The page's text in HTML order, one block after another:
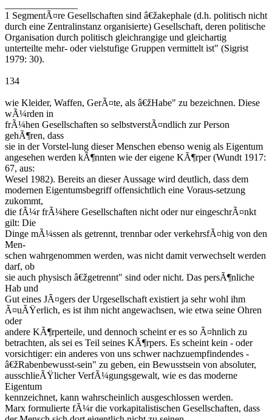
1 SegmentÃ¤re Gesellschaften sind â€žakephale (d.h. politisch nicht
durch eine Zentralinstanz organisierte) Gesellschaft, deren politische
Organisation durch politisch gleichrangige und gleichartig
unterteilte mehr- oder vielstufige Gruppen vermittelt ist" (Sigrist
1979: 30).
134
wie Kleider, Waffen, GerÃ¤te, als â€žHabe" zu bezeichnen. Diese
wÃ¼rden in
frÃ¼hen Gesellschaften so selbstverstÃ¤ndlich zur Person
gehÃ¶ren, dass
sie in der Vorstel-lung dieser Menschen ebenso wenig als Eigentum
angesehen werden kÃ¶nnten wie der eigene KÃ¶rper (Wundt 1917:
67, aus:
Wesel 1982). Bereits an dieser Aussage wird deutlich, dass dem
modernen Eigentumsbegriff offensichtlich eine Voraus-setzung
zukommt,
die fÃ¼r frÃ¼here Gesellschaften nicht oder nur eingeschrÃ¤nkt
gilt: Die
Dinge mÃ¼ssen als getrennt, trennbar oder verkehrsfÃ¤hig von den
Men-
schen wahrgenommen werden, was nicht damit verwechselt werden
darf, ob
sie auch physisch â€žgetrennt" sind oder nicht. Das persÃ¶nliche
Hab und
Gut eines JÃ¤gers der Urgesellschaft existiert ja sehr wohl ihm
Ã¤uÃŸerlich, es ist ihm nicht angewachsen, wie etwa seine Ohren
oder
andere KÃ¶rperteile, und dennoch scheint er es so Ã¤hnlich zu
betrachten, als sei es Teil seines KÃ¶rpers. Es scheint kein - oder
vorsichtiger: ein anderes von uns schwer nachzuempfindendes -
â€žRabenbewusst-sein" zu geben, ein Bewusstsein von absoluter,
ausschlieÃŸlicher VerfÃ¼gungsgewalt, wie es das moderne
Eigentum
kennzeichnet, kann wahrscheinlich ausgeschlossen werden.
Marx formulierte fÃ¼r die vorkapitalistischen Gesellschaften, dass